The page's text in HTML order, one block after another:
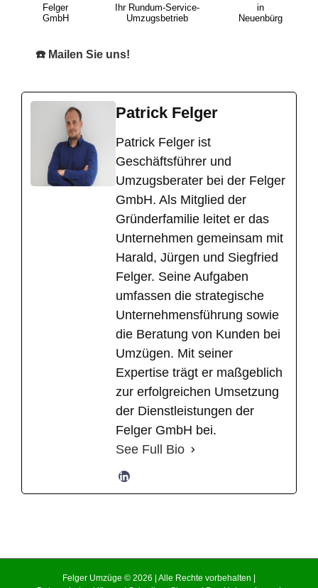
Felger
GmbH
Ihr Rundum-Service-
Umzugsbetrieb
in
Neuenbürg
☎️ Mailen Sie uns!
Patrick Felger
​Patrick Felger ist
Geschäftsführer und
Umzugsberater bei der Felger
GmbH. Als Mitglied der
Gründerfamilie leitet er das
Unternehmen gemeinsam mit
Harald, Jürgen und Siegfried
Felger. Seine Aufgaben
umfassen die strategische
Unternehmensführung sowie
die Beratung von Kunden bei
Umzügen. Mit seiner
Expertise trägt er maßgeblich
zur erfolgreichen Umsetzung
der Dienstleistungen der
Felger GmbH bei.
See Full Bio
Felger Umzüge © 2026 | Alle Rechte vorbehalten |